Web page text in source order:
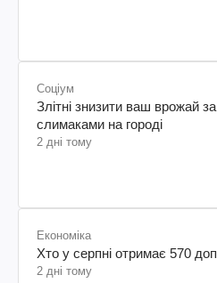
Соціум
Злітні знизити ваш врожай
слимаками на городі
2 дні тому
Економіка
Хто у серпні отримає 570
2 дні тому